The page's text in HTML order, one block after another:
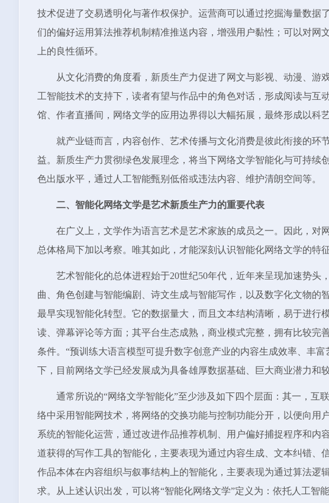
技术促进了交易透明化与著作权保护。运营商可以通过挖掘海量数据
们的偏好运用算法推荐机制精准推送内容，增强用户黏性；可以对网
上的良性循环。
从文化消费的角度看，新质生产力促进了网文与影视、动漫、游
工智能技术的支持下，读者有望与作品中的角色对话，形成阅读与互
馆、作者直播间，网络文学的应用边界得以大幅拓展，最终形成以科
就产业链而言，内容创作、艺术传播与文化消费是彼此衔接的环
益。新质生产力贯彻绿色发展理念，将当下网络文学智能化与可持续
色出版水平，通过人工智能甄别低俗或违法内容、维护清朗空间等。
二、智能化网络文学是艺术新质生产力的重要代表
在广义上，文学作为语言艺术是艺术家族的成员之一。因此，对
总体格局下加以考察。唯其如此，才能深刻认识智能化网络文学的特
艺术智能化的总体进程始于20世纪50年代，近年来呈现加速势
曲、角色创建与智能编剧、诗文生成与智能写作，以及数字化文物的
最早实现智能化转型。它的数据量大，而且文本结构清晰，易于进行
读、弹幕评论等方面；其平台生态成熟，商业模式完整，拥有比较完
条件。“预训练大语言模型可提升数字创意产业的内容生成效率、丰
下，目前网络文学已经发展成为具备雄厚数据基础、巨大商业潜力和
通常所说的“网络文学智能化”至少涉及如下四个层面：其一，互
络中采用智能网技术，将网络的交换功能与控制功能分开，以便向用
系统的智能化运营，通过改进作品推荐机制、用户偏好捕捉程序和内
道获得的写作工具的智能化，主要表现为通过内容生成、文本纠错、
作品本体在内容组织与叙事结构上的智能化，主要表现为通过算法逻
求。从上述认识出发，可以将“智能化网络文学”定义为：依托人工智